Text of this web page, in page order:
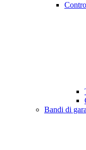
Bandi di